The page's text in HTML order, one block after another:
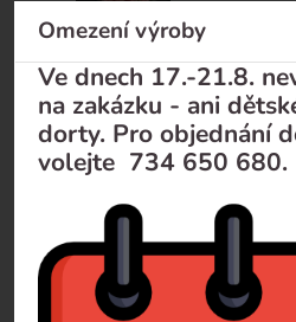
Toffifee
Dodání do 3
Doporučujeme Od nejlevnějšího
Omezení výroby
Ve dnech 17.-21.8.
na zakázku - ani
dorty. Pro objednání
volejte 734 650 680.